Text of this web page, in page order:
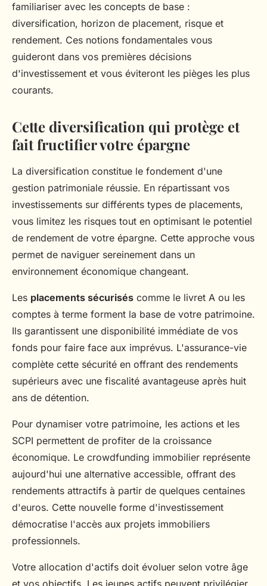
familiariser avec les concepts de base :
diversification, horizon de placement, risque et
rendement. Ces notions fondamentales vous
guideront dans vos premières décisions
d'investissement et vous éviteront les pièges les plus
courants.
Cette diversification qui protège et
fait fructifier votre épargne
La diversification constitue le fondement d'une
gestion patrimoniale réussie. En répartissant vos
investissements sur différents types de placements,
vous limitez les risques tout en optimisant le potentiel
de rendement de votre épargne. Cette approche vous
permet de naviguer sereinement dans un
environnement économique changeant.
Les placements sécurisés comme le livret A ou les
comptes à terme forment la base de votre patrimoine.
Ils garantissent une disponibilité immédiate de vos
fonds pour faire face aux imprévus. L'assurance-vie
complète cette sécurité en offrant des rendements
supérieurs avec une fiscalité avantageuse après huit
ans de détention.
Pour dynamiser votre patrimoine, les actions et les
SCPI permettent de profiter de la croissance
économique. Le crowdfunding immobilier représente
aujourd'hui une alternative accessible, offrant des
rendements attractifs à partir de quelques centaines
d'euros. Cette nouvelle forme d'investissement
démocratise l'accès aux projets immobiliers
professionnels.
Votre allocation d'actifs doit évoluer selon votre âge